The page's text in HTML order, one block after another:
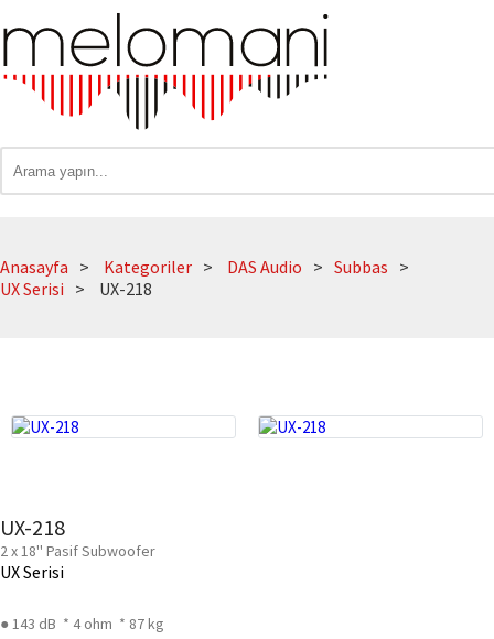
Anasayfa Kategoriler DAS Audio
Subbas
UX Serisi
UX-218
UX-218
2 x 18'' Pasif Subwoofer
UX Serisi
● 143 dB * 4 ohm * 87 kg